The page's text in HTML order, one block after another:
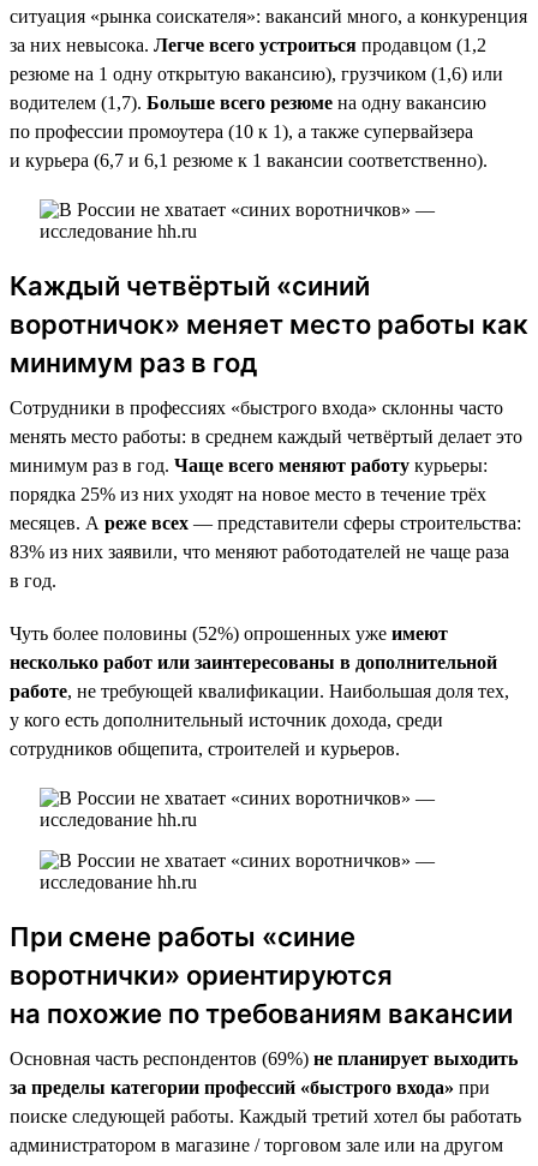
ситуация «рынка соискателя»: вакансий много, а конкуренция
за них невысока. Легче всего устроиться продавцом (1,2
резюме на 1 одну открытую вакансию), грузчиком (1,6) или
водителем (1,7). Больше всего резюме на одну вакансию
по профессии промоутера (10 к 1), а также супервайзера
и курьера (6,7 и 6,1 резюме к 1 вакансии соответственно).
Каждый четвёртый «синий
воротничок» меняет место работы как
минимум раз в год
Сотрудники в профессиях «быстрого входа» склонны часто
менять место работы: в среднем каждый четвёртый делает это
минимум раз в год. Чаще всего меняют работу курьеры:
порядка 25% из них уходят на новое место в течение трёх
месяцев. А реже всех — представители сферы строительства:
83% из них заявили, что меняют работодателей не чаще раза
в год.
Чуть более половины (52%) опрошенных уже имеют
несколько работ или заинтересованы в дополнительной
работе, не требующей квалификации. Наибольшая доля тех,
у кого есть дополнительный источник дохода, среди
сотрудников общепита, строителей и курьеров.
При смене работы «синие
воротнички» ориентируются
на похожие по требованиям вакансии
Основная часть респондентов (69%) не планирует выходить
за пределы категории профессий «быстрого входа» при
поиске следующей работы. Каждый третий хотел бы работать
администратором в магазине / торговом зале или на другом